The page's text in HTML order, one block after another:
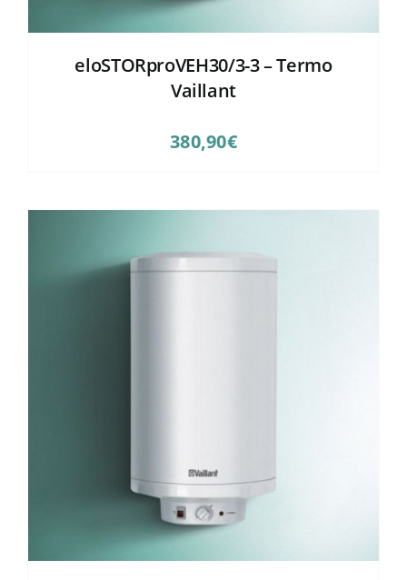
eloSTORproVEH30/3-3 – Termo
Vaillant
380,90€